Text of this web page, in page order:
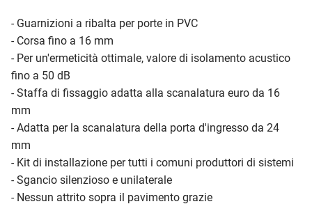
- Guarnizioni a ribalta per porte in PVC
- Corsa fino a 16 mm
- Per un'ermeticità ottimale, valore di isolamento acustico
fino a 50 dB
- Staffa di fissaggio adatta alla scanalatura euro da 16
mm
- Adatta per la scanalatura della porta d'ingresso da 24
mm
- Kit di installazione per tutti i comuni produttori di sistemi
- Sgancio silenzioso e unilaterale
- Nessun attrito sopra il pavimento grazie